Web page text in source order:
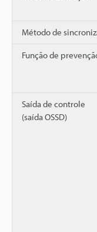
Método de
Função de
Saída de controle
(saída OSSD)